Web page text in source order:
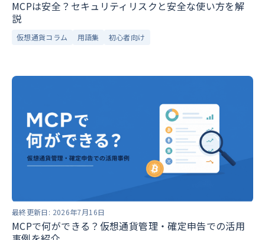
MCPは安全？セキュリティリスクと安全な使い方を解
説
仮想通貨コラム 用語集 初心者向け
最終更新日: 2026年7月16日
MCPで何ができる？仮想通貨管理・確定申告での活用